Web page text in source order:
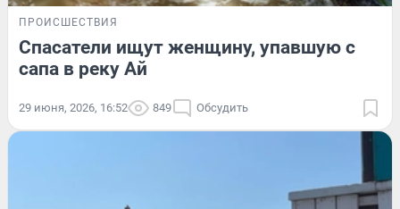
ПРОИСШЕСТВИЯ
Спасатели ищут женщину, упавшую с
сапа в реку Ай
29 июня, 2026, 16:52 849 Обсудить